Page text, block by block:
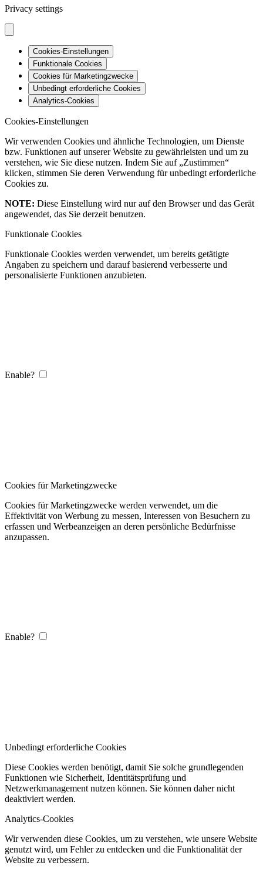
Privacy settings
Cookies-Einstellungen
Funktionale Cookies
Cookies für Marketingzwecke
Unbedingt erforderliche Cookies
Analytics-Cookies
Cookies-Einstellungen
Wir verwenden Cookies und ähnliche Technologien, um Dienste
bzw. Funktionen auf unserer Website zu gewährleisten und um zu
verstehen, wie Sie diese nutzen. Indem Sie auf „Zustimmen“
klicken, stimmen Sie deren Verwendung für unbedingt erforderliche
Cookies zu.
NOTE: Diese Einstellung wird nur auf den Browser und das Gerät
angewendet, das Sie derzeit benutzen.
Funktionale Cookies
Funktionale Cookies werden verwendet, um bereits getätigte
Angaben zu speichern und darauf basierend verbesserte und
personalisierte Funktionen anzubieten.
Enable?
Cookies für Marketingzwecke
Cookies für Marketingzwecke werden verwendet, um die
Effektivität von Werbung zu messen, Interessen von Besuchern zu
erfassen und Werbeanzeigen an deren persönliche Bedürfnisse
anzupassen.
Enable?
Unbedingt erforderliche Cookies
Diese Cookies werden benötigt, damit Sie solche grundlegenden
Funktionen wie Sicherheit, Identitätsprüfung und
Netzwerkmanagement nutzen können. Sie können daher nicht
deaktiviert werden.
Analytics-Cookies
Wir verwenden diese Cookies, um zu verstehen, wie unsere Website
genutzt wird, um Fehler zu entdecken und die Funktionalität der
Website zu verbessern.